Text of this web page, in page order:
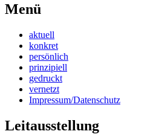
Menü
Zum
Inhalt
springen
aktuell
konkret
persönlich
prinzipiell
gedruckt
vernetzt
Impressum/Datenschutz
Leitausstellung